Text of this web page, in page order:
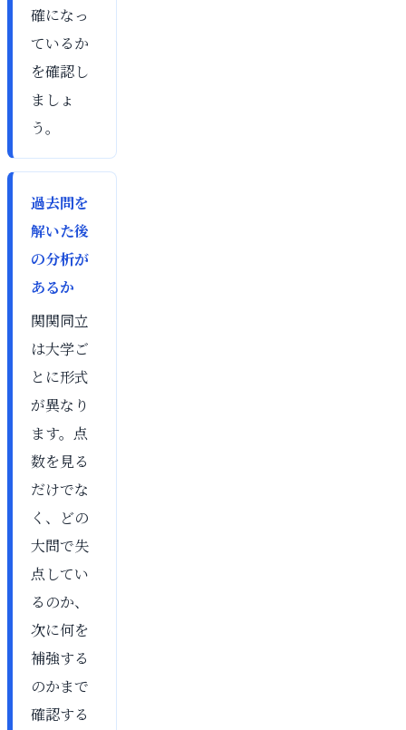
確になっ
ているか
を確認し
ましょ
う。
過去問を
解いた後
の分析が
あるか
関関同立
は大学ご
とに形式
が異なり
ます。点
数を見る
だけでな
く、どの
大問で失
点してい
るのか、
次に何を
補強する
のかまで
確認する